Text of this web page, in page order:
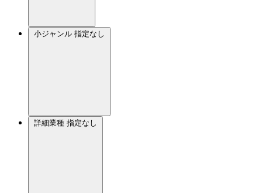
小ジャンル 指定なし
詳細業種 指定なし